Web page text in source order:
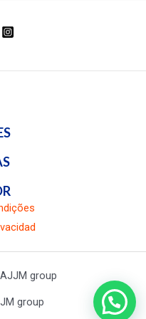
group
group